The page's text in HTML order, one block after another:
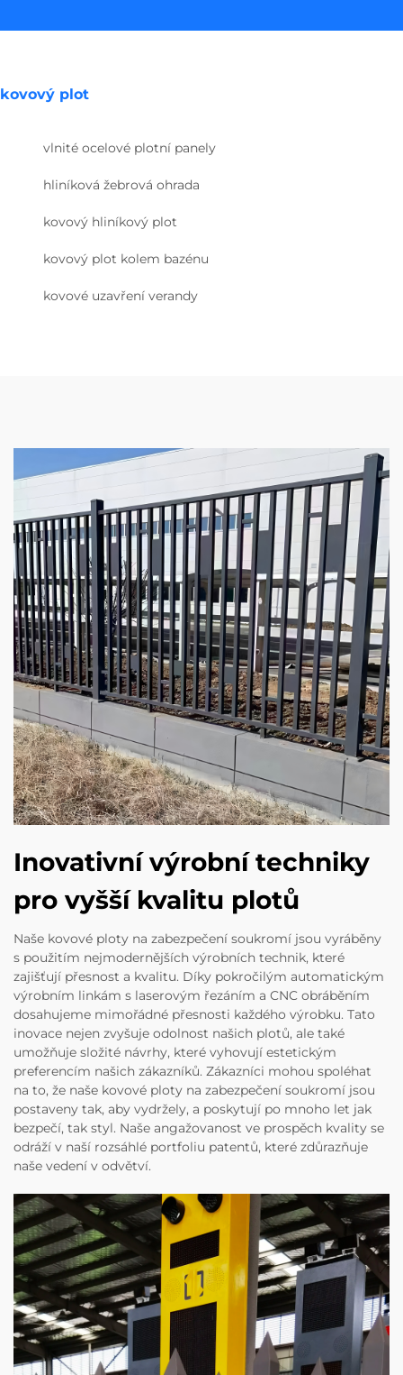
kovový plot
vlnité ocelové plotní panely
hliníková žebrová ohrada
kovový hliníkový plot
kovový plot kolem bazénu
kovové uzavření verandy
Inovativní výrobní techniky
pro vyšší kvalitu plotů
Naše kovové ploty na zabezpečení soukromí jsou vyráběny
s použitím nejmodernějších výrobních technik, které
zajišťují přesnost a kvalitu. Díky pokročilým automatickým
výrobním linkám s laserovým řezáním a CNC obráběním
dosahujeme mimořádné přesnosti každého výrobku. Tato
inovace nejen zvyšuje odolnost našich plotů, ale také
umožňuje složité návrhy, které vyhovují estetickým
preferencím našich zákazníků. Zákazníci mohou spoléhat
na to, že naše kovové ploty na zabezpečení soukromí jsou
postaveny tak, aby vydržely, a poskytují po mnoho let jak
bezpečí, tak styl. Naše angažovanost ve prospěch kvality se
odráží v naší rozsáhlé portfoliu patentů, které zdůrazňuje
naše vedení v odvětví.